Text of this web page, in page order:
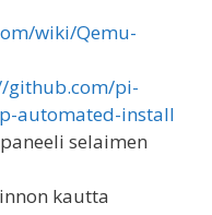
wiki/Qemu-
github.com/pi-
automated-install
selaimen
kautta